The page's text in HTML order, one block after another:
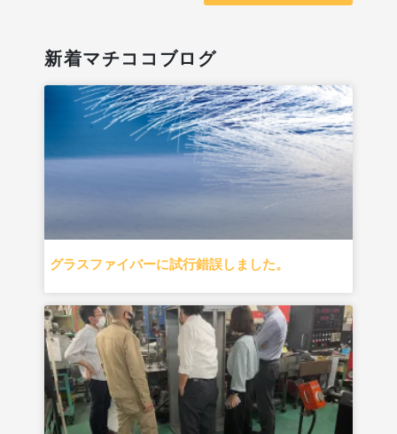
新着マチココブログ
グラスファイバーに試行錯誤しました。